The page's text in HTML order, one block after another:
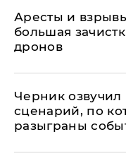
Аресты и
большая
дронов
Черник
сценарий, по
разыграны